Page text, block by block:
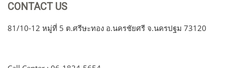
CONTACT US
81/10-12 หมู่ที่ 5 ต.ศรีษะทอง อ.นครชัยศรี จ.นครปฐม 73120